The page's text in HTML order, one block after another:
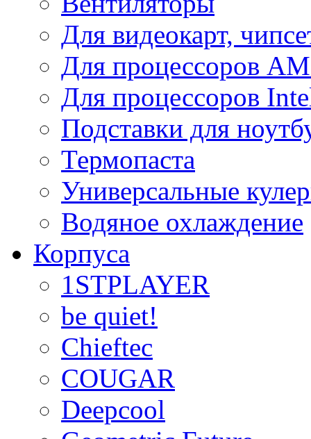
Для видеокарт,
Для процессоров
Для процессоров
Подставки для
Термопаста
Универсальные
Водяное охлаждение
Корпуса
1STPLAYER
be quiet!
Chieftec
COUGAR
Deepcool